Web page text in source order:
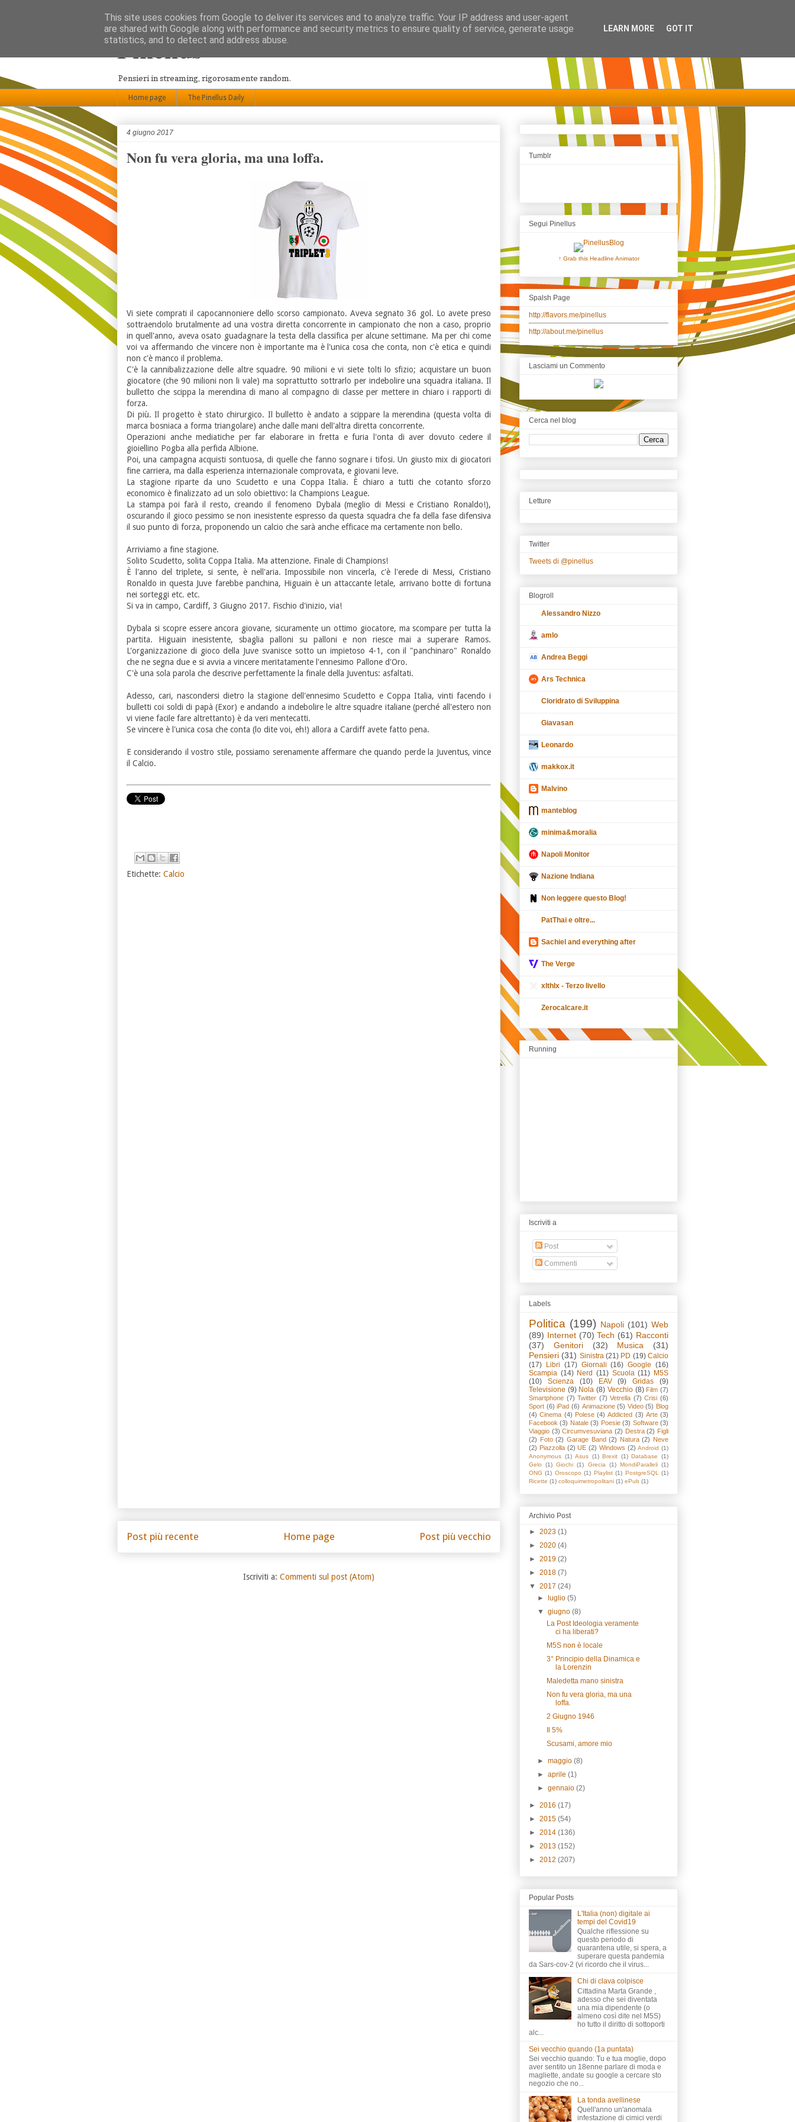
Pinellus
Pensieri in streaming, rigorosamente random.
Home page The Pinellus Daily
4 giugno 2017
Non fu vera gloria, ma una loffa.
Vi siete comprati il capocannoniere dello scorso campionato. Aveva segnato 36 gol. Lo avete preso
sottraendolo brutalmente ad una vostra diretta concorrente in campionato che non a caso, proprio
in quell'anno, aveva osato guadagnare la testa della classifica per alcune settimane. Ma per chi come
voi va affermando che vincere non è importante ma è l'unica cosa che conta, non c'è etica e quindi
non c'è manco il problema.
C'è la cannibalizzazione delle altre squadre. 90 milioni e vi siete tolti lo sfizio; acquistare un buon
giocatore (che 90 milioni non li vale) ma soprattutto sottrarlo per indebolire una squadra italiana. Il
bulletto che scippa la merendina di mano al compagno di classe per mettere in chiaro i rapporti di
forza.
Di più. Il progetto è stato chirurgico. Il bulletto è andato a scippare la merendina (questa volta di
marca bosniaca a forma triangolare) anche dalle mani dell'altra diretta concorrente.
Operazioni anche mediatiche per far elaborare in fretta e furia l'onta di aver dovuto cedere il
gioiellino Pogba alla perfida Albione.
Poi, una campagna acquisti sontuosa, di quelle che fanno sognare i tifosi. Un giusto mix di giocatori
fine carriera, ma dalla esperienza internazionale comprovata, e giovani leve.
La stagione riparte da uno Scudetto e una Coppa Italia. È chiaro a tutti che cotanto sforzo
economico è finalizzato ad un solo obiettivo: la Champions League.
La stampa poi farà il resto, creando il fenomeno Dybala (meglio di Messi e Cristiano Ronaldo!),
oscurando il gioco pessimo se non inesistente espresso da questa squadra che fa della fase difensiva
il suo punto di forza, proponendo un calcio che sarà anche efficace ma certamente non bello.
Arriviamo a fine stagione.
Solito Scudetto, solita Coppa Italia. Ma attenzione. Finale di Champions!
È l'anno del triplete, si sente, è nell'aria. Impossibile non vincerla, c'è l'erede di Messi, Cristiano
Ronaldo in questa Juve farebbe panchina, Higuain è un attaccante letale, arrivano botte di fortuna
nei sorteggi etc. etc.
Si va in campo, Cardiff, 3 Giugno 2017. Fischio d'inizio, via!
Dybala si scopre essere ancora giovane, sicuramente un ottimo giocatore, ma scompare per tutta la
partita. Higuain inesistente, sbaglia palloni su palloni e non riesce mai a superare Ramos.
L'organizzazione di gioco della Juve svanisce sotto un impietoso 4-1, con il "panchinaro" Ronaldo
che ne segna due e si avvia a vincere meritatamente l'ennesimo Pallone d'Oro.
C'è una sola parola che descrive perfettamente la finale della Juventus: asfaltati.
Adesso, cari, nascondersi dietro la stagione dell'ennesimo Scudetto e Coppa Italia, vinti facendo i
bulletti coi soldi di papà (Exor) e andando a indebolire le altre squadre italiane (perché all'estero non
vi viene facile fare altrettanto) è da veri mentecatti.
Se vincere è l'unica cosa che conta (lo dite voi, eh!) allora a Cardiff avete fatto pena.
E considerando il vostro stile, possiamo serenamente affermare che quando perde la Juventus, vince
il Calcio.
Etichette: Calcio
Post più recente Post più vecchio
Home page
Iscriviti a: Commenti sul post (Atom)
Tumblr
Segui Pinellus
↑ Grab this Headline Animator
Spalsh Page
http://flavors.me/pinellus
http://about.me/pinellus
Lasciami un Commento
Cerca nel blog
Letture
Twitter
Tweets di @pinellus
Blogroll
Alessandro Nizzo
amlo
Andrea Beggi
Ars Technica
Cloridrato di Sviluppina
Giavasan
Leonardo
makkox.it
Malvino
manteblog
minima&moralia
Napoli Monitor
Nazione Indiana
Non leggere questo Blog!
PatThai e oltre...
Sachiel and everything after
The Verge
xlthlx - Terzo livello
Zerocalcare.it
Running
Iscriviti a
Post
Commenti
Labels
Politica (199) Napoli (101) Web
(89) Internet (70) Tech (61) Racconti
(37)
Genitori (32) Musica
(31)
Pensieri (31) Sinistra (21) PD (19) Calcio
(17)
Libri (17) Giornali (16) Google (16)
Scampia (14) Nerd (11) Scuola (11) M5S
(10)
Scienza (10) EAV (9) Gridas
(9)
Televisione (9) Nola (8) Vecchio (8) Film (7)
Smartphone (7) Twitter (7) Vetrella (7) Crisi (6)
Sport (6) iPad (6) Animazione (5) Video (5) Blog
(4) Cinema (4) Polese (4) Addicted (3) Arte (3)
Facebook (3) Natale (3) Poesie (3) Software (3)
Viaggio (3) Circumvesuviana (2) Destra (2) Figli
(2)
Foto (2) Garage Band (2) Natura (2) Neve
(2) Piazzolla (2) UE (2) Windows (2) Android (1)
Anonymous (1) Asus (1) Brexit (1) Database
(1)
Gelo
(1) Giochi (1) Grecia (1) MondiParalleli (1)
ONG (1) Oroscopo (1) Playlist (1) PostgreSQL (1)
Ricette (1) colloquimetropolitani (1) ePub (1)
Archivio Post
► 2023 (1)
► 2020 (4)
► 2019 (2)
► 2018 (7)
▼ 2017 (24)
►luglio(5)
▼giugno(8)
La Post Ideologia veramente
ci ha liberati?
M5S non è locale
3° Principio della Dinamica e
la Lorenzin
Maledetta mano sinistra
Non fu vera gloria, ma una
loffa.
2 Giugno 1946
Il 5%
Scusami, amore mio
►maggio(8)
►aprile(1)
►gennaio(2)
► 2016 (17)
► 2015 (54)
► 2014 (136)
► 2013 (152)
► 2012 (207)
Popular Posts
L'Italia (non) digitale ai
tempi del Covid19
Qualche riflessione su
questo periodo di
quarantena utile, si spera, a
superare questa pandemia
da Sars-cov-2 (vi ricordo che il virus...
Chi di clava colpisce
Cittadina Marta Grande ,
adesso che sei diventata
una mia dipendente (o
almeno così dite nel M5S)
ho tutto il diritto di sottoporti
alc...
Sei vecchio quando (1a puntata)
Sei vecchio quando: Tu e tua moglie, dopo
aver sentito un 18enne parlare di moda e
magliette, andate su google a cercare sto
negozio che no...
La tonda avellinese
Quell'anno un'anomala
infestazione di cimici verdi
This site uses cookies from Google to deliver its services and to analyze traffic. Your IP address and user-agent
are shared with Google along with performance and security metrics to ensure quality of service, generate usage
statistics, and to detect and address abuse.
LEARN MORE GOT IT